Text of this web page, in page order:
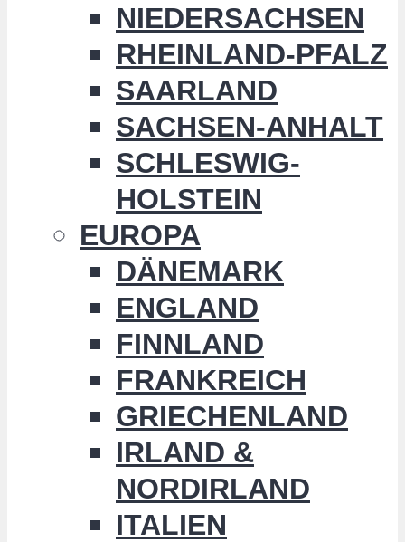
NIEDERSACHSEN
RHEINLAND-PFALZ
SAARLAND
SACHSEN-ANHALT
SCHLESWIG-
HOLSTEIN
EUROPA
DÄNEMARK
ENGLAND
FINNLAND
FRANKREICH
GRIECHENLAND
IRLAND &
NORDIRLAND
ITALIEN